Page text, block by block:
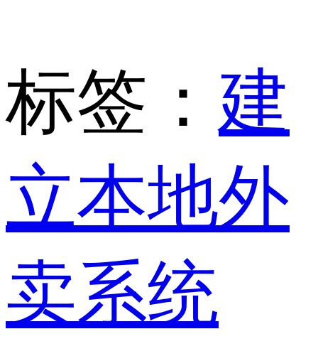
标签： 建
立本地外
卖系统